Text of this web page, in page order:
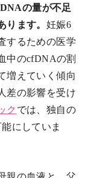
の量が不足
ります。 妊娠6
するための医学
中のcfDNAの割
増えていく傾向
差の影響を受け
ク では、独自の
にしていま